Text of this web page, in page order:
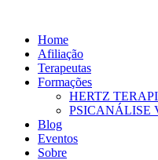
conteúdo
Home
Afiliação
Terapeutas
Formações
HERTZ
PSICANÁLISE
Blog
Eventos
Sobre